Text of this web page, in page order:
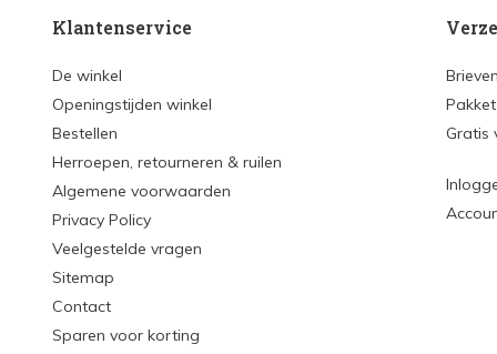
Klantenservice
De winkel
Openingstijden winkel
Bestellen
Herroepen, retourneren & ruilen
Algemene voorwaarden
Privacy Policy
Veelgestelde vragen
Sitemap
Contact
Sparen voor korting
Gratis